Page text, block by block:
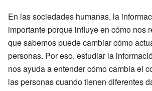
En las sociedades humanas, la
importante porque influye en cómo nos
que sabemos puede cambiar cómo
personas. Por eso, estudiar la
nos ayuda a entender cómo cambia el
las personas cuando tienen diferentes